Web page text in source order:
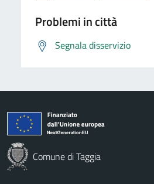
Problemi in città
Segnala disservizio
Comune di Taggia